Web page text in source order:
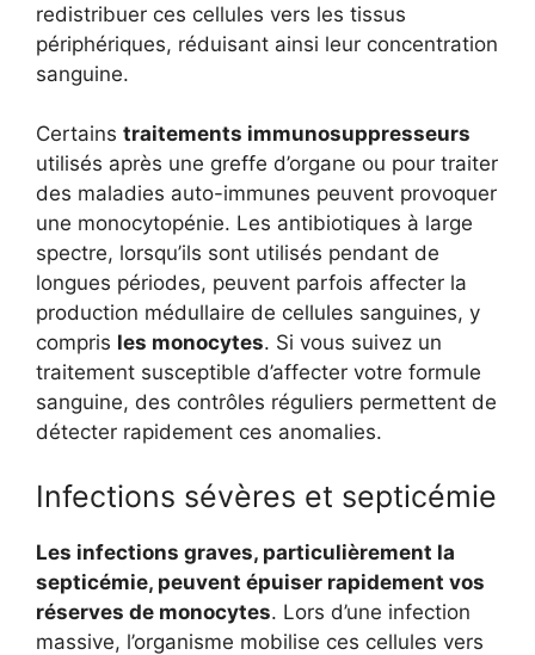
redistribuer ces cellules vers les tissus
périphériques, réduisant ainsi leur concentration
sanguine.
Certains traitements immunosuppresseurs
utilisés après une greffe d’organe ou pour traiter
des maladies auto-immunes peuvent provoquer
une monocytopénie. Les antibiotiques à large
spectre, lorsqu’ils sont utilisés pendant de
longues périodes, peuvent parfois affecter la
production médullaire de cellules sanguines, y
compris les monocytes. Si vous suivez un
traitement susceptible d’affecter votre formule
sanguine, des contrôles réguliers permettent de
détecter rapidement ces anomalies.
Infections sévères et septicémie
Les infections graves, particulièrement la
septicémie, peuvent épuiser rapidement vos
réserves de monocytes. Lors d’une infection
massive, l’organisme mobilise ces cellules vers